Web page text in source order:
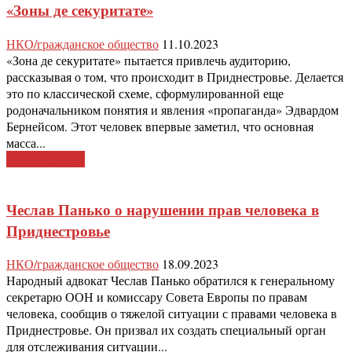
«Зоны де секуритате»
НКО/гражданское общество 11.10.2023
«Зона де секуритате» пытается привлечь аудиторию,
рассказывая о том, что происходит в Приднестровье. Делается
это по классической схеме, сформулированной еще
родоначальником понятия и явления «пропаганда» Эдвардом
Бернейсом. Этот человек впервые заметил, что основная
масса...
Чеслав Панько о нарушении прав человека в
Приднестровье
НКО/гражданское общество 18.09.2023
Народный адвокат Чеслав Панько обратился к генеральному
секретарю ООН и комиссару Совета Европы по правам
человека, сообщив о тяжелой ситуации с правами человека в
Приднестровье. Он призвал их создать специальный орган
для отслеживания ситуации...